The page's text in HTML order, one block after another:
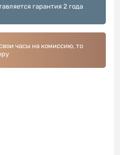
гарантия 2 года
часы на комиссию, то